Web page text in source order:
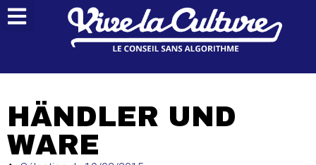
HÄNDLER UND
WARE